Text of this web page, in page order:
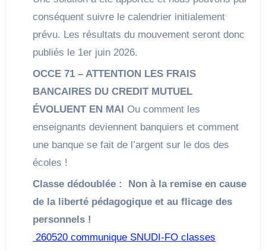
conséquent suivre le calendrier initialement
prévu. Les résultats du mouvement seront donc
publiés le 1er juin 2026.
OCCE 71 – ATTENTION LES FRAIS
BANCAIRES DU CREDIT MUTUEL
ÉVOLUENT EN MAI Ou comment les
enseignants deviennent banquiers et comment
une banque se fait de l’argent sur le dos des
écoles !
Classe dédoublée :
Non à la remise en cause
de la liberté pédagogique et au flicage des
personnels !
260520 communique SNUDI-FO classes